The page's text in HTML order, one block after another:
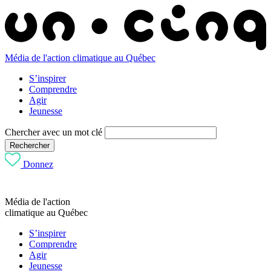
Média de l'action climatique au Québec
S’inspirer
Comprendre
Agir
Jeunesse
Chercher avec un mot clé
Rechercher
Donnez
Média de l'action
climatique au Québec
S’inspirer
Comprendre
Agir
Jeunesse